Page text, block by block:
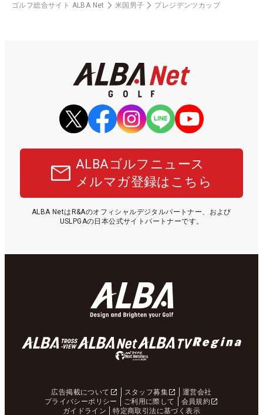
ゴルフ総合サイト ALBA Net 米国男子 プレジデンツカップ
ALBAゴルフニュース
メルマガ登録はこちら
ALBA NetはR&Aのオフィシャルデジタルパートナー、および
USLPGAの日本公式サイトパートナーです。
広告掲載について スタッフ募集
運営会社
プライバシーポリシー
ご利用に際して
会員規約
ガイドライン
特定商取引法に基づく表示